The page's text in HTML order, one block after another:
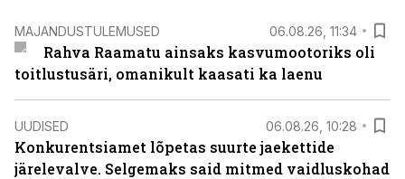
MAJANDUSTULEMUSED 06.08.26, 11:34
Rahva Raamatu ainsaks kasvumootoriks oli
toitlustusäri, omanikult kaasati ka laenu
UUDISED 06.08.26, 10:28
Konkurentsiamet lõpetas suurte jaekettide
järelevalve. Selgemaks said mitmed vaidluskohad